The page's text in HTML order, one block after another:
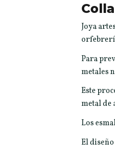
Joya
Para
metales
Este
metal de
Los
El